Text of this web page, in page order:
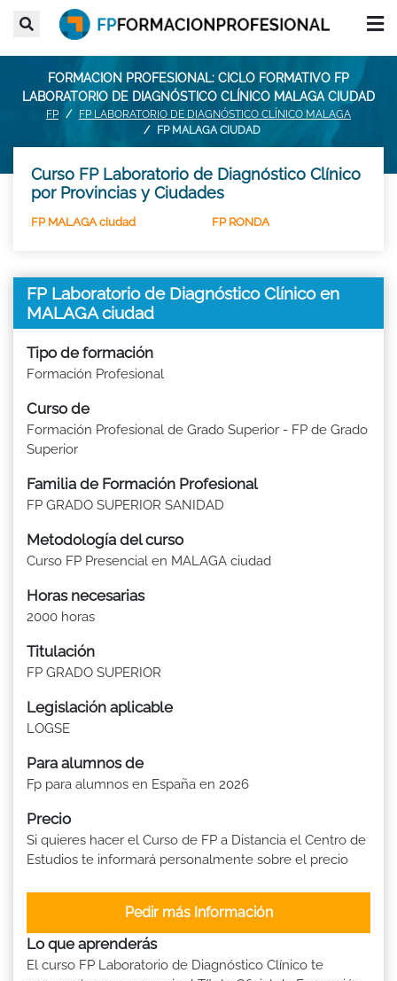
FORMACION PROFESIONAL: CICLO FORMATIVO FP
LABORATORIO DE DIAGNÓSTICO CLÍNICO MALAGA CIUDAD
FP
FP LABORATORIO DE DIAGNÓSTICO CLÍNICO MALAGA
FP MALAGA CIUDAD
Curso FP Laboratorio de Diagnóstico Clínico
por Provincias y Ciudades
FP MALAGA ciudad FP RONDA
FP Laboratorio de Diagnóstico Clínico en
MALAGA ciudad
Tipo de formación
Formación Profesional
Curso de
Formación Profesional de Grado Superior - FP de Grado
Superior
Familia de Formación Profesional
FP GRADO SUPERIOR SANIDAD
Metodología del curso
Curso FP Presencial en MALAGA ciudad
Horas necesarias
2000 horas
Titulación
FP GRADO SUPERIOR
Legislación aplicable
LOGSE
Para alumnos de
Fp para alumnos en España en 2026
Precio
Si quieres hacer el Curso de FP a Distancia el Centro de
Estudios te informará personalmente sobre el precio
Pedir más Información
Lo que aprenderás
El curso FP Laboratorio de Diagnóstico Clínico te